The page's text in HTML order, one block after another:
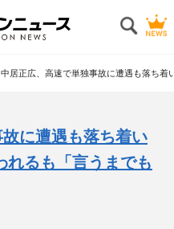
中居正広、高速で単独事故に遭遇も落ち
に遭遇も落ち着い
るも「言うまでも